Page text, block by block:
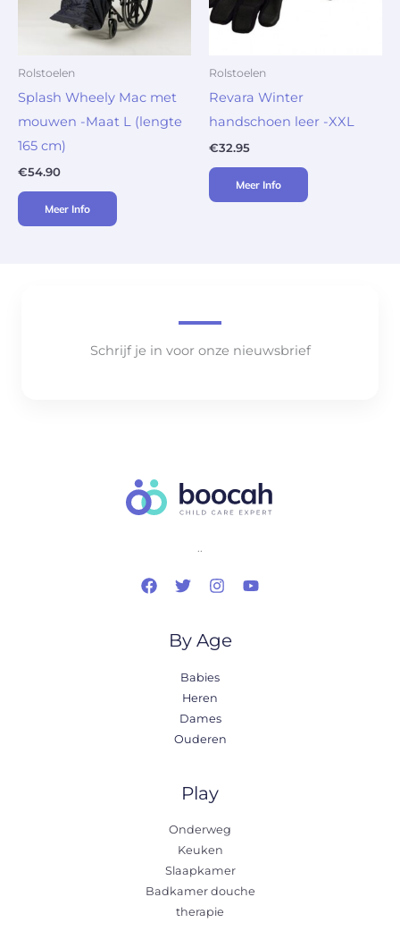
Rolstoelen
Splash Wheely Mac met
mouwen -Maat L (lengte
165 cm)
€54.90
Meer Info
Rolstoelen
Revara Winter
handschoen leer -XXL
€32.95
Meer Info
Schrijf je in voor onze nieuwsbrief
..
By Age
Babies
Heren
Dames
Ouderen
Play
Onderweg
Keuken
Slaapkamer
Badkamer douche
therapie